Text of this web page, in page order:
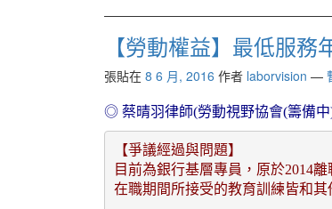
【勞動權益】最低服務
張貼在 8 6 月, 2016 作者 laborvision —
◎ 蔡晴羽律師(勞動視野協會(籌備
【爭議經過與問題】
目前為銀行基層專員，原於2014
在職期間所接受的教育訓練皆和